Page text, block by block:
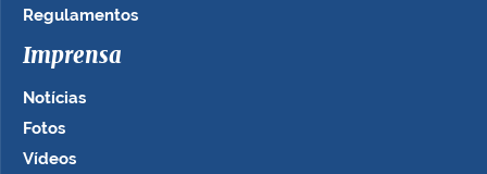
Regulamentos
Imprensa
Notícias
Fotos
Vídeos